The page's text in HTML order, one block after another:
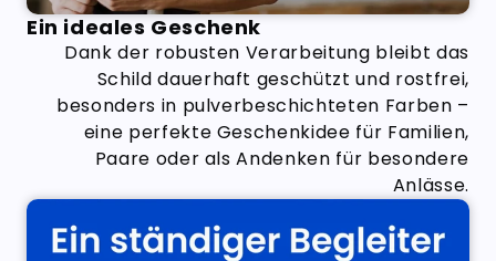
Ein ideales Geschenk
Dank der robusten Verarbeitung bleibt das
Schild dauerhaft geschützt und rostfrei,
besonders in pulverbeschichteten Farben –
eine perfekte Geschenkidee für Familien,
Paare oder als Andenken für besondere
Anlässe.